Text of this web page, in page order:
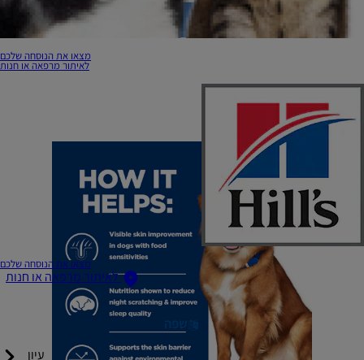
מצאו את הנוסחה שלכם
לאיתור מרפאה או חנות
מצאו את הנוסחה שלכם
לאיתור מרפאה או חנות
עיון